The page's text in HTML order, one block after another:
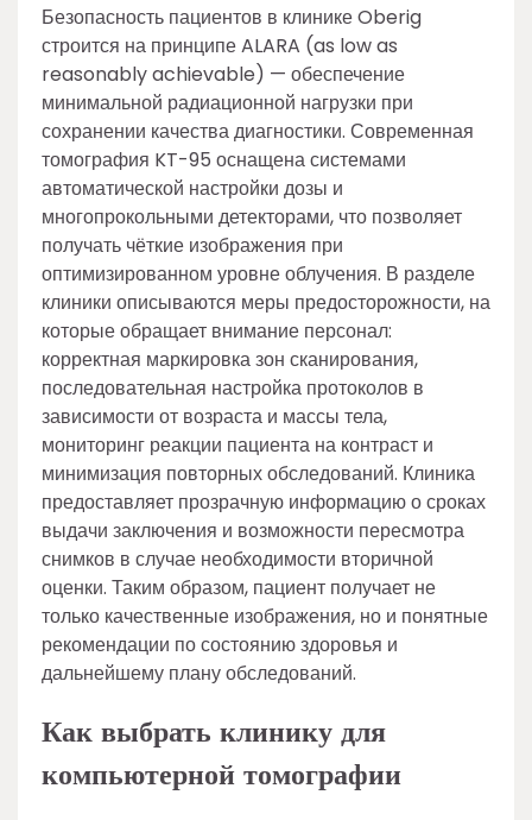
Безопасность пациентов в клинике Oberig
строится на принципе ALARA (as low as
reasonably achievable) — обеспечение
минимальной радиационной нагрузки при
сохранении качества диагностики. Современная
томография KT-95 оснащена системами
автоматической настройки дозы и
многопрокольными детекторами, что позволяет
получать чёткие изображения при
оптимизированном уровне облучения. В разделе
клиники описываются меры предосторожности, на
которые обращает внимание персонал:
корректная маркировка зон сканирования,
последовательная настройка протоколов в
зависимости от возраста и массы тела,
мониторинг реакции пациента на контраст и
минимизация повторных обследований. Клиника
предоставляет прозрачную информацию о сроках
выдачи заключения и возможности пересмотра
снимков в случае необходимости вторичной
оценки. Таким образом, пациент получает не
только качественные изображения, но и понятные
рекомендации по состоянию здоровья и
дальнейшему плану обследований.
Как выбрать клинику для
компьютерной томографии